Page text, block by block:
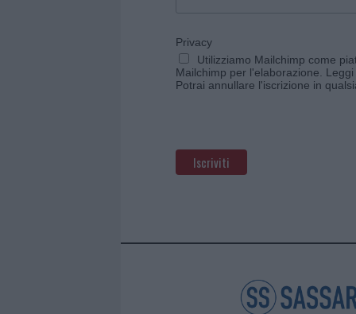
Privacy
Utilizziamo Mailchimp come
Mailchimp per l'elaborazione.
Potrai annullare l'iscrizione in